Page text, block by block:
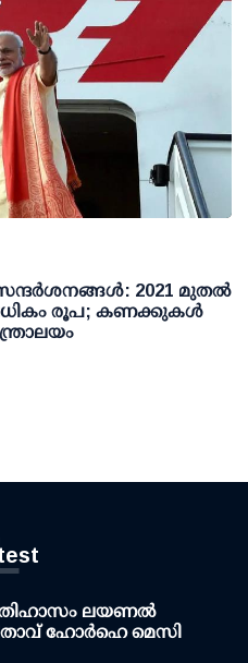
സന്ദർശനങ്ങൾ: 2021 മുതൽ
രൂപ; കണക്കുകൾ
ലയണൽ
ഹോർഹെ മെസി